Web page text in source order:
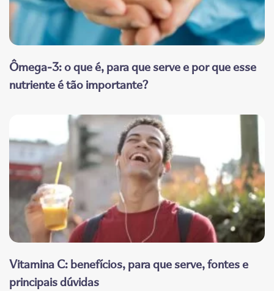
Ômega-3: o que é, para que serve e por que esse
nutriente é tão importante?
Vitamina C: benefícios, para que serve, fontes e
principais dúvidas